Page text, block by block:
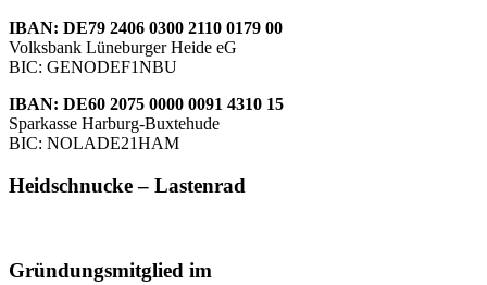
IBAN: DE79 2406 0300 2110 0179 00
Volksbank Lüneburger Heide eG
BIC: GENODEF1NBU
IBAN: DE60 2075 0000 0091 4310 15
Sparkasse Harburg-Buxtehude
BIC: NOLADE21HAM
Heidschnucke – Lastenrad
Gründungsmitglied im